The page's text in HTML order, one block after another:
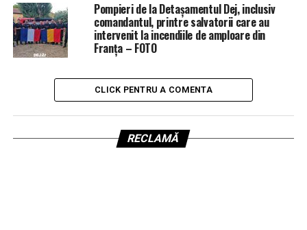
Pompieri de la Detașamentul Dej, inclusiv
comandantul, printre salvatorii care au
intervenit la incendiile de amploare din
Franța – FOTO
CLICK PENTRU A COMENTA
RECLAMĂ